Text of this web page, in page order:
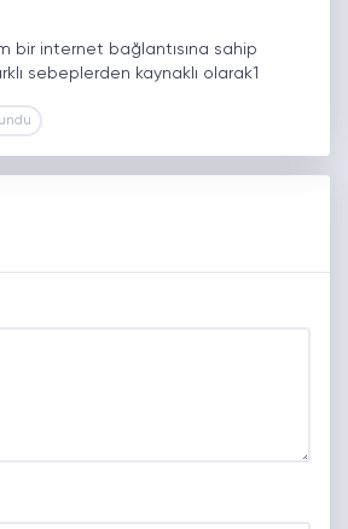
bir internet bağlantısına sahip
sebeplerden kaynaklı olarak1